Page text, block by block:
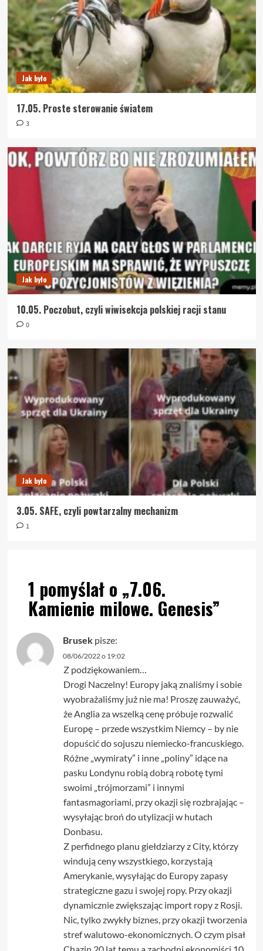
Jak było
17.05. Proste sterowanie światem
3
Jak było
10.05. Poczobut, czyli wiwisekcja polskiej racji stanu
0
Jak było
3.05. SAFE, czyli powtarzalny mechanizm
1
1 pomyślał o „7.06.
Kamienie milowe. Genesis”
Brusek pisze:
08/06/2022 o 19:02
Z podziękowaniem…
Drogi Naczelny! Europy jaką znaliśmy i sobie
wyobrażaliśmy już nie ma! Proszę zauważyć,
że Anglia za wszelką cenę próbuje rozwalić
Europę – przede wszystkim Niemcy – by nie
dopuścić do sojuszu niemiecko-francuskiego.
Różne „wymiraty” i inne „poliny” idące na
pasku Londynu robią dobrą robotę tymi
swoimi „trójmorzami” i innymi
fantasmagoriami, przy okazji się rozbrajając –
wysyłając broń do utylizacji w hutach
Donbasu.
Z perfidnego planu giełdziarzy z City, którzy
windują ceny wszystkiego, korzystają
Amerykanie, wysyłając do Europy zapasy
strategiczne gazu i swojej ropy. Przy okazji
dynamicznie zwiększając import ropy z Rosji.
Nic, tylko zwykły biznes, przy okazji tworzenia
stref walutowo-ekonomicznych. O czym pisał